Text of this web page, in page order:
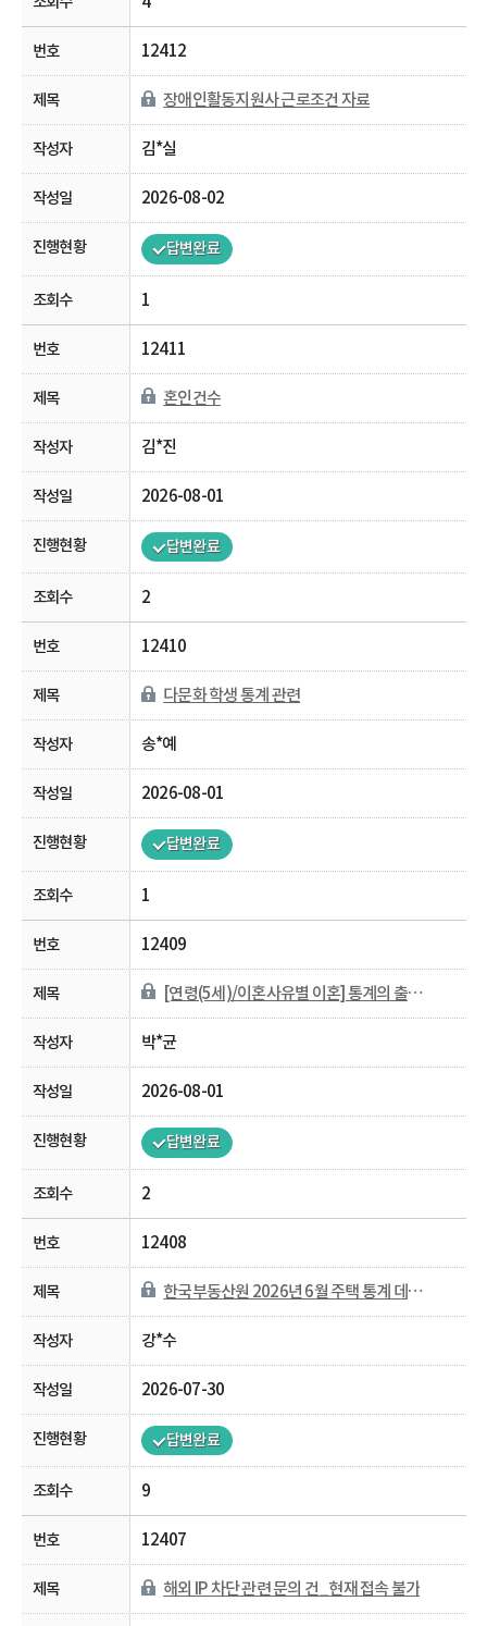
12412
장애인활동지원사 근로조건 자료
김*실
2026-08-02
답변완료
1
12411
혼인건수
김*진
2026-08-01
답변완료
2
12410
다문화 학생 통계 관련
송*예
2026-08-01
답변완료
1
12409
[연령(5세)/이혼사유별 이혼] 통계의 출처가 궁금합니다.
박*균
2026-08-01
답변완료
2
12408
한국부동산원 2026년 6월 주택 통계 데이터 반영 일정 문의
강*수
2026-07-30
답변완료
9
12407
해외 IP 차단 관련 문의 건_현재 접속 불가